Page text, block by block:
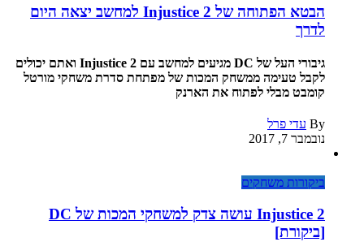
הבטא הפתוחה של Injustice 2 למחשב יצאה היום
לדרך
גיבורי העל של DC מגיעים למחשב עם Injustice 2 ואתם יכולים
לקבל טעימה ממשחק המכות של מפתחת סדרת משחקי מורטל
קומבט מבלי לפתוח את הארנק
By עדי פרל
נובמבר 7, 2017
ביקורות משחקים
Injustice 2 עושה צדק למשחקי המכות של DC
[ביקורת]